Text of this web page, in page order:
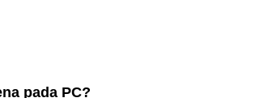
pada PC?